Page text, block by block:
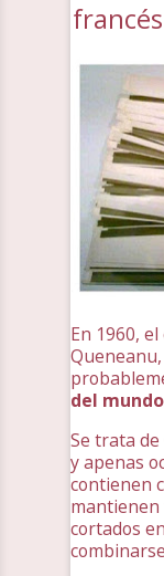
En 1960,
del mundo
Se trata
y apenas
contienen
mantienen
cortados